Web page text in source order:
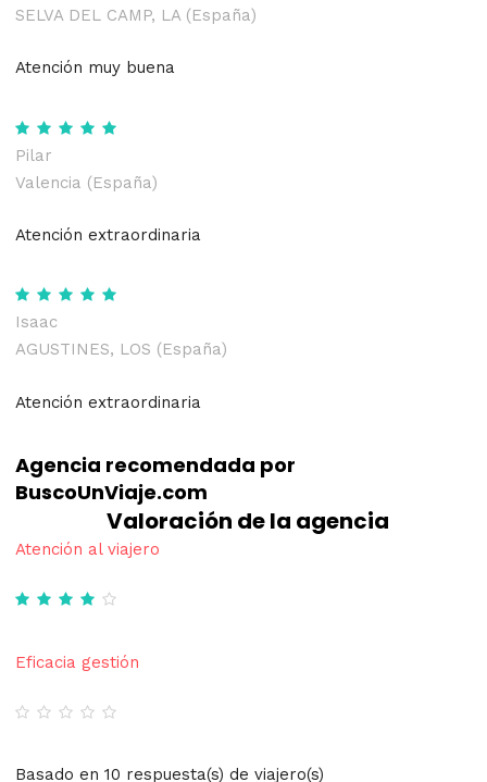
SELVA DEL CAMP, LA (España)
Atención muy buena
Pilar
Valencia (España)
Atención extraordinaria
Isaac
AGUSTINES, LOS (España)
Atención extraordinaria
Agencia recomendada por
BuscoUnViaje.com
Valoración de la agencia
Atención al viajero
Eficacia gestión
Basado en 10 respuesta(s) de viajero(s)